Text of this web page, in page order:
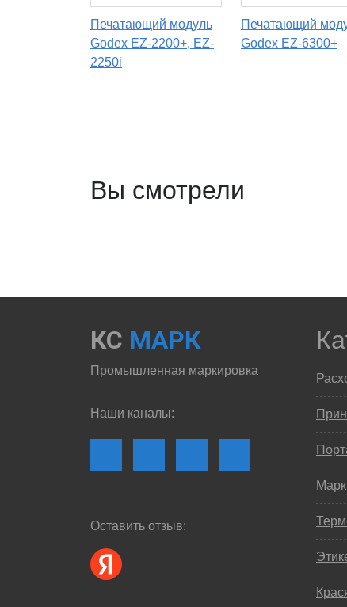
Печатающий модуль
Godex EZ-2200+, EZ-
2250i
Печатающий
Godex EZ-6300+
Вы смотрели
КС МАРК
Промышленная маркировка
Наши каналы:
Оставить отзыв: